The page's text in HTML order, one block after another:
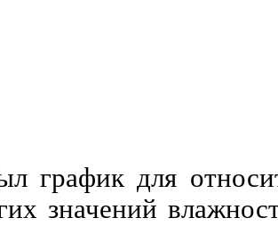
график для
значений